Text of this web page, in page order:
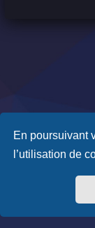
En poursuivant
l’utilisation de